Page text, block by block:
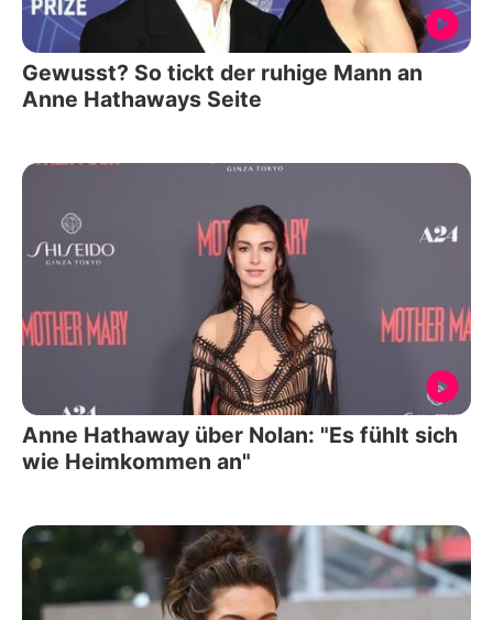
Gewusst? So tickt der ruhige Mann an
Anne Hathaways Seite
Anne Hathaway über Nolan: "Es fühlt sich
wie Heimkommen an"